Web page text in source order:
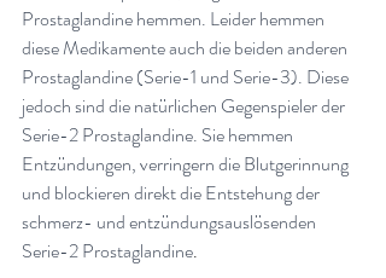
Prostaglandine hemmen. Leider hemmen
diese Medikamente auch die beiden anderen
Prostaglandine (Serie-1 und Serie-3). Diese
jedoch sind die natürlichen Gegenspieler der
Serie-2 Prostaglandine. Sie hemmen
Entzündungen, verringern die Blutgerinnung
und blockieren direkt die Entstehung der
schmerz- und entzündungsauslösenden
Serie-2 Prostaglandine.